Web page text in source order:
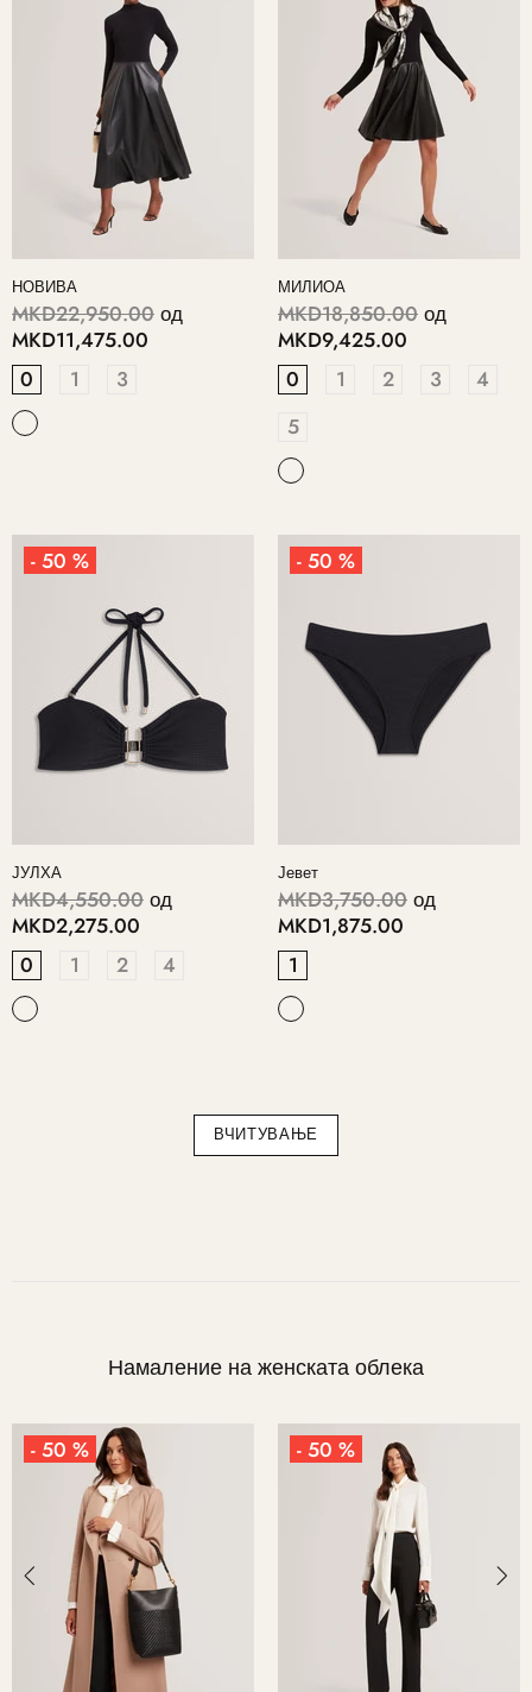
НОВИВА
MKD22,950.00 од
MKD11,475.00
0
1 3
МИЛИОА
MKD18,850.00 од
MKD9,425.00
0
1 2 3
4
5
- 50 %
ЈУЛХА
MKD4,550.00 од
MKD2,275.00
0
1 2 4
- 50 %
Јевет
MKD3,750.00 од
MKD1,875.00
1
ВЧИТУВАЊЕ
Намаление на женската облека
- 50 % - 50 %